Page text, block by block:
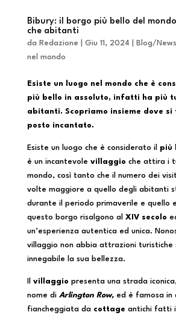
Bibury: il borgo più bello del
che abitanti
da Redazione Giu 11, 2024 Blog/News
nel mondo
Esiste un luogo nel mondo che è
più bello in assoluto, infatti ha più
abitanti. Scopriamo insieme dove si
posto incantato.
Esiste un luogo che è considerato il più
è un incantevole villaggio che attira i
mondo, così tanto che il numero dei
volte maggiore a quello degli abitanti
durante il periodo primaverile e quello
questo borgo risalgono al XIV secolo
un’esperienza autentica ed unica.
villaggio non abbia attrazioni turistiche
innegabile la sua bellezza.
villaggio presenta una strada
nome di Arlington Row,ed è famosa in
fiancheggiata da cottage antichi fatti